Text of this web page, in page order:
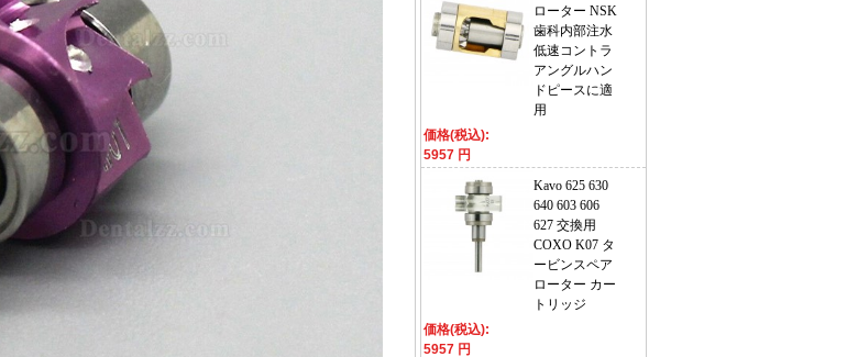
ローター NSK
歯科内部注水
低速コントラ
アングルハン
ドピースに適
用
価格(税込):
5957 円
Kavo 625 630
640 603 606
627 交換用
COXO K07 タ
ービンスペア
ローター カー
トリッジ
価格(税込):
5957 円